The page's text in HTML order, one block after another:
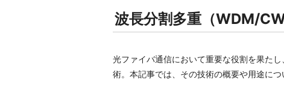
波長分割多重（WDM/
光ファイバ通信において重要な役割を果た
術。本記事では、その技術の概要や用途につ